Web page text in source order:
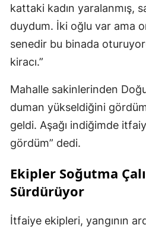
kattaki kadın yaralanmış,
duydum. İki oğlu var ama
senedir bu binada
kiracı.”
Mahalle sakinlerinden
duman yükseldiğini
geldi. Aşağı indiğimde
gördüm” dedi.
Ekipler Soğutma
Sürdürüyor
İtfaiye ekipleri, yangının